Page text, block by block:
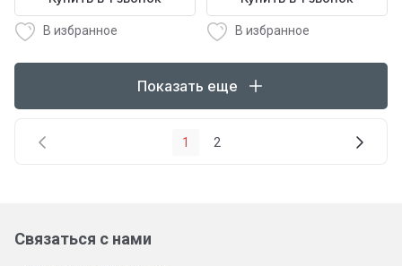
В избранное В избранное
Показать еще
1 2
Связаться с нами